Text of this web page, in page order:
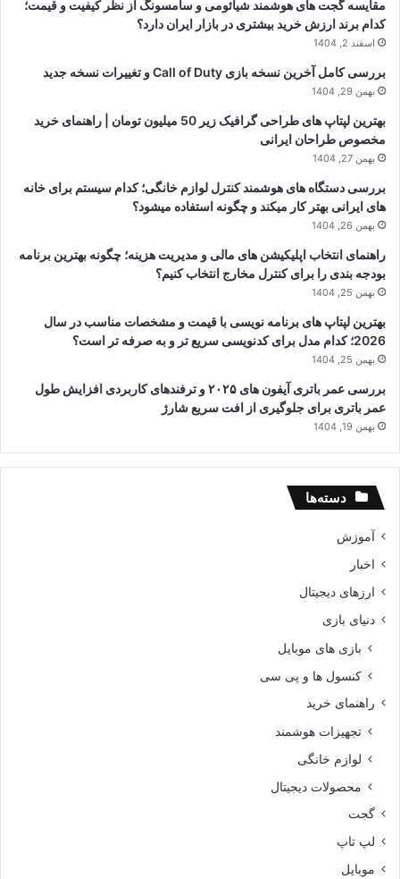
مقایسه گجت های هوشمند شیائومی و سامسونگ از نظر کیفیت و قیمت؛
کدام برند ارزش خرید بیشتری در بازار ایران دارد؟
اسفند 2, 1404
بررسی کامل آخرین نسخه بازی Call of Duty و تغییرات نسخه جدید
بهمن 29, 1404
بهترین لپتاپ های طراحی گرافیک زیر 50 میلیون تومان | راهنمای خرید
مخصوص طراحان ایرانی
بهمن 27, 1404
بررسی دستگاه های هوشمند کنترل لوازم خانگی؛ کدام سیستم برای خانه
های ایرانی بهتر کار میکند و چگونه استفاده میشود؟
بهمن 26, 1404
راهنمای انتخاب اپلیکیشن های مالی و مدیریت هزینه؛ چگونه بهترین برنامه
بودجه بندی را برای کنترل مخارج انتخاب کنیم؟
بهمن 25, 1404
بهترین لپتاپ های برنامه نویسی با قیمت و مشخصات مناسب در سال
2026؛ کدام مدل برای کدنویسی سریع تر و به صرفه تر است؟
بهمن 25, 1404
بررسی عمر باتری آیفون های ۲۰۲۵ و ترفندهای کاربردی افزایش طول
عمر باتری برای جلوگیری از افت سریع شارژ
بهمن 19, 1404
دسته‌ها
آموزش
اخبار
ارزهای دیجیتال
دنیای بازی
بازی های موبایل
کنسول ها و پی سی
راهنمای خرید
تجهیزات هوشمند
لوازم خانگی
محصولات دیجیتال
گجت
لپ تاپ
موبایل